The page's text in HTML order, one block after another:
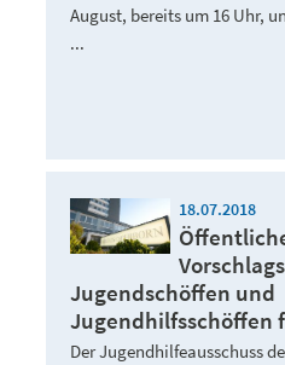
August, bereits um 16 Uhr,
...
18.07.2018
Jugendschöffen und
Jugendhilfsschöffen
Der Jugendhilfeausschuss